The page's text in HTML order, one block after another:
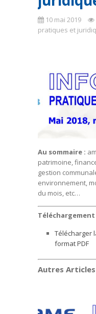
10 mai 2019
pratiques et
Au sommaire :
patrimoine,
gestion
environnement,
du mois, etc…
Téléchargement
Télécharger
format PDF
Autres Articles